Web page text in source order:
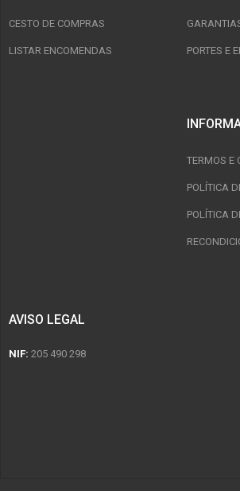
CESTO DE COMPRAS
LISTAR ENCOMENDAS PORTES E
TERMOS E
POLÍTICA
POLÍTICA
AVISO LEGAL
NIF: 205 490 298